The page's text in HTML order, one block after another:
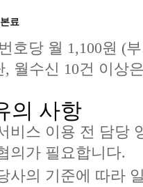
료
호당 월 1,100원 (
, 월수신 10건 이상
의 사항
비스 이용 전 담당
의가 필요합니다.
사의 기준에 따라